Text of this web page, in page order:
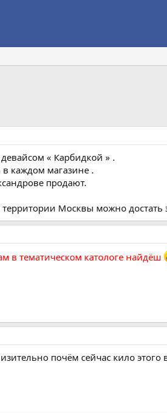
« Карбидкой » .
каждом магазине .
продают.
Москвы можно достать
в тематическом катологе найдёш
почём сейчас кило этого